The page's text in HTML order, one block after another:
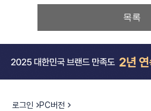
목록
로그인 PC버전